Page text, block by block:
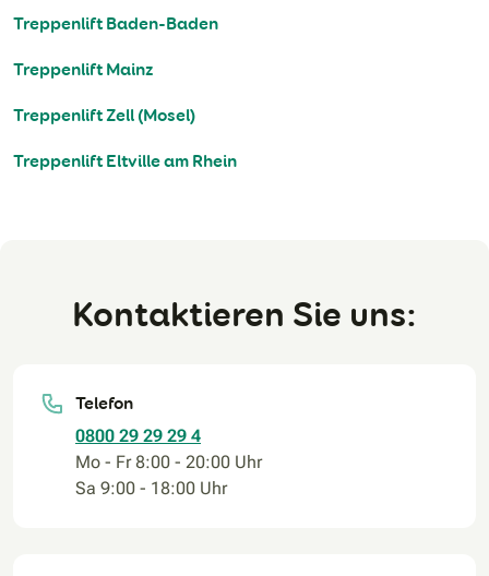
Treppenlift Baden-Baden
Treppenlift Mainz
Treppenlift Zell (Mosel)
Treppenlift Eltville am Rhein
Kontaktieren Sie uns:
Telefon
0800 29 29 29 4
Mo - Fr 8:00 - 20:00 Uhr
Sa 9:00 - 18:00 Uhr